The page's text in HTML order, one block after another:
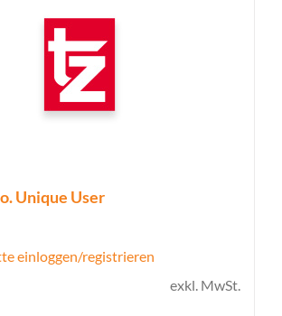
Unique User
einloggen/registrieren
exkl. MwSt.